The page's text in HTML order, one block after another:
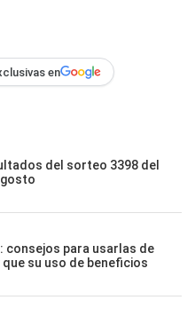
en
del sorteo 3398 del
consejos para usarlas de
su uso de beneficios